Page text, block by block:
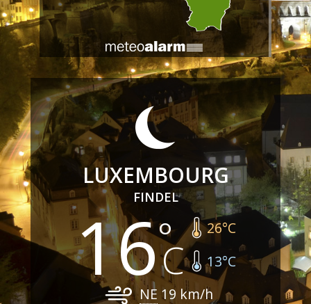
LUXEMBOURG
FINDEL
16 26°C
13°C
NE 19 km/h